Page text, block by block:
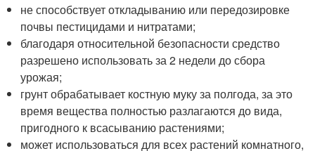
не способствует откладыванию или передозировке
почвы пестицидами и нитратами;
благодаря относительной безопасности средство
разрешено использовать за 2 недели до сбора
урожая;
грунт обрабатывает костную муку за полгода, за это
время вещества полностью разлагаются до вида,
пригодного к всасыванию растениями;
может использоваться для всех растений комнатного,